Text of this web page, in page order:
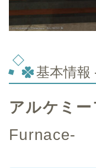
基本情報
アルケミ
Furnace-